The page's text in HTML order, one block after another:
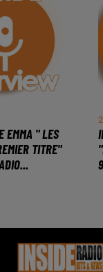
EMMA " LES
TITRE"